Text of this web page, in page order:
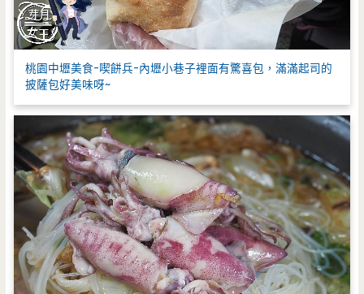
桃園中壢美食-喫餅兵-內壢小巷子裡面有驚喜包，滿滿起司的
披薩包好美味呀~